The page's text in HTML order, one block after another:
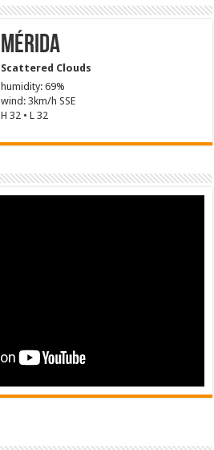
Mérida
Scattered Clouds
humidity: 69%
wind: 3km/h SSE
H 32 • L 32